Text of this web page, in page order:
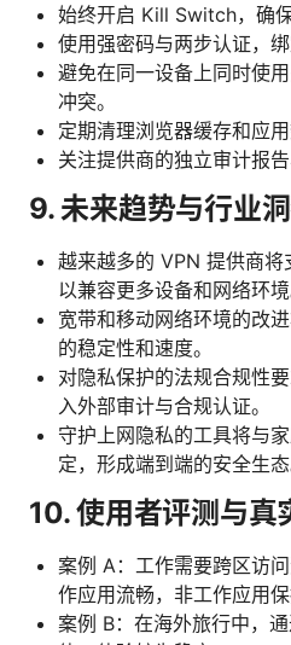
始终开启 Kill Switch，确
使用强密码与两步认证，绑
避免在同一设备上同时使
冲突。
定期清理浏览器缓存和应
关注提供商的独立审计报告
9. 未来趋势与行业
越来越多的 VPN 提供商将
以兼容更多设备和网络环境
宽带和移动网络环境的改
的稳定性和速度。
对隐私保护的法规合规性
入外部审计与合规认证。
守护上网隐私的工具将与
定，形成端到端的安全生态
10. 使用者评测与真
案例 A：工作需要跨区访
作应用流畅，非工作应用保
案例 B：在海外旅行中，